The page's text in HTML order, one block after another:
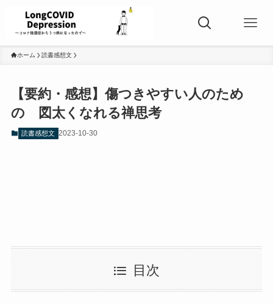
ホーム 読書感想文
【要約・感想】傷つきやすい人のため
の 図太くなれる禅思考
読書感想文 2023-10-30
目次